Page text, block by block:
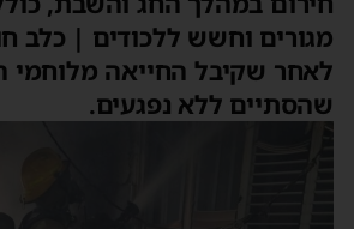
מגורים וחשש ללכודים | כלב
לאחר שקיבל החייאה מלוחמי
שהסתיים ללא נפגעים.